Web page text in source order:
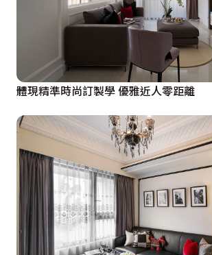
體現精準時尚訂製學 優雅近人零距離